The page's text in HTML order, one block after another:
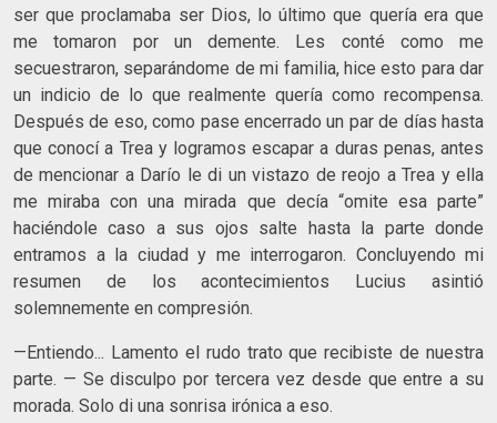
ser que proclamaba ser Dios, lo último que quería era que
me tomaron por un demente. Les conté como me
secuestraron, separándome de mi familia, hice esto para dar
un indicio de lo que realmente quería como recompensa.
Después de eso, como pase encerrado un par de días hasta
que conocí a Trea y logramos escapar a duras penas, antes
de mencionar a Darío le di un vistazo de reojo a Trea y ella
me miraba con una mirada que decía “omite esa parte”
haciéndole caso a sus ojos salte hasta la parte donde
entramos a la ciudad y me interrogaron. Concluyendo mi
resumen de los acontecimientos Lucius asintió
solemnemente en compresión.
—Entiendo... Lamento el rudo trato que recibiste de nuestra
parte. — Se disculpo por tercera vez desde que entre a su
morada. Solo di una sonrisa irónica a eso.